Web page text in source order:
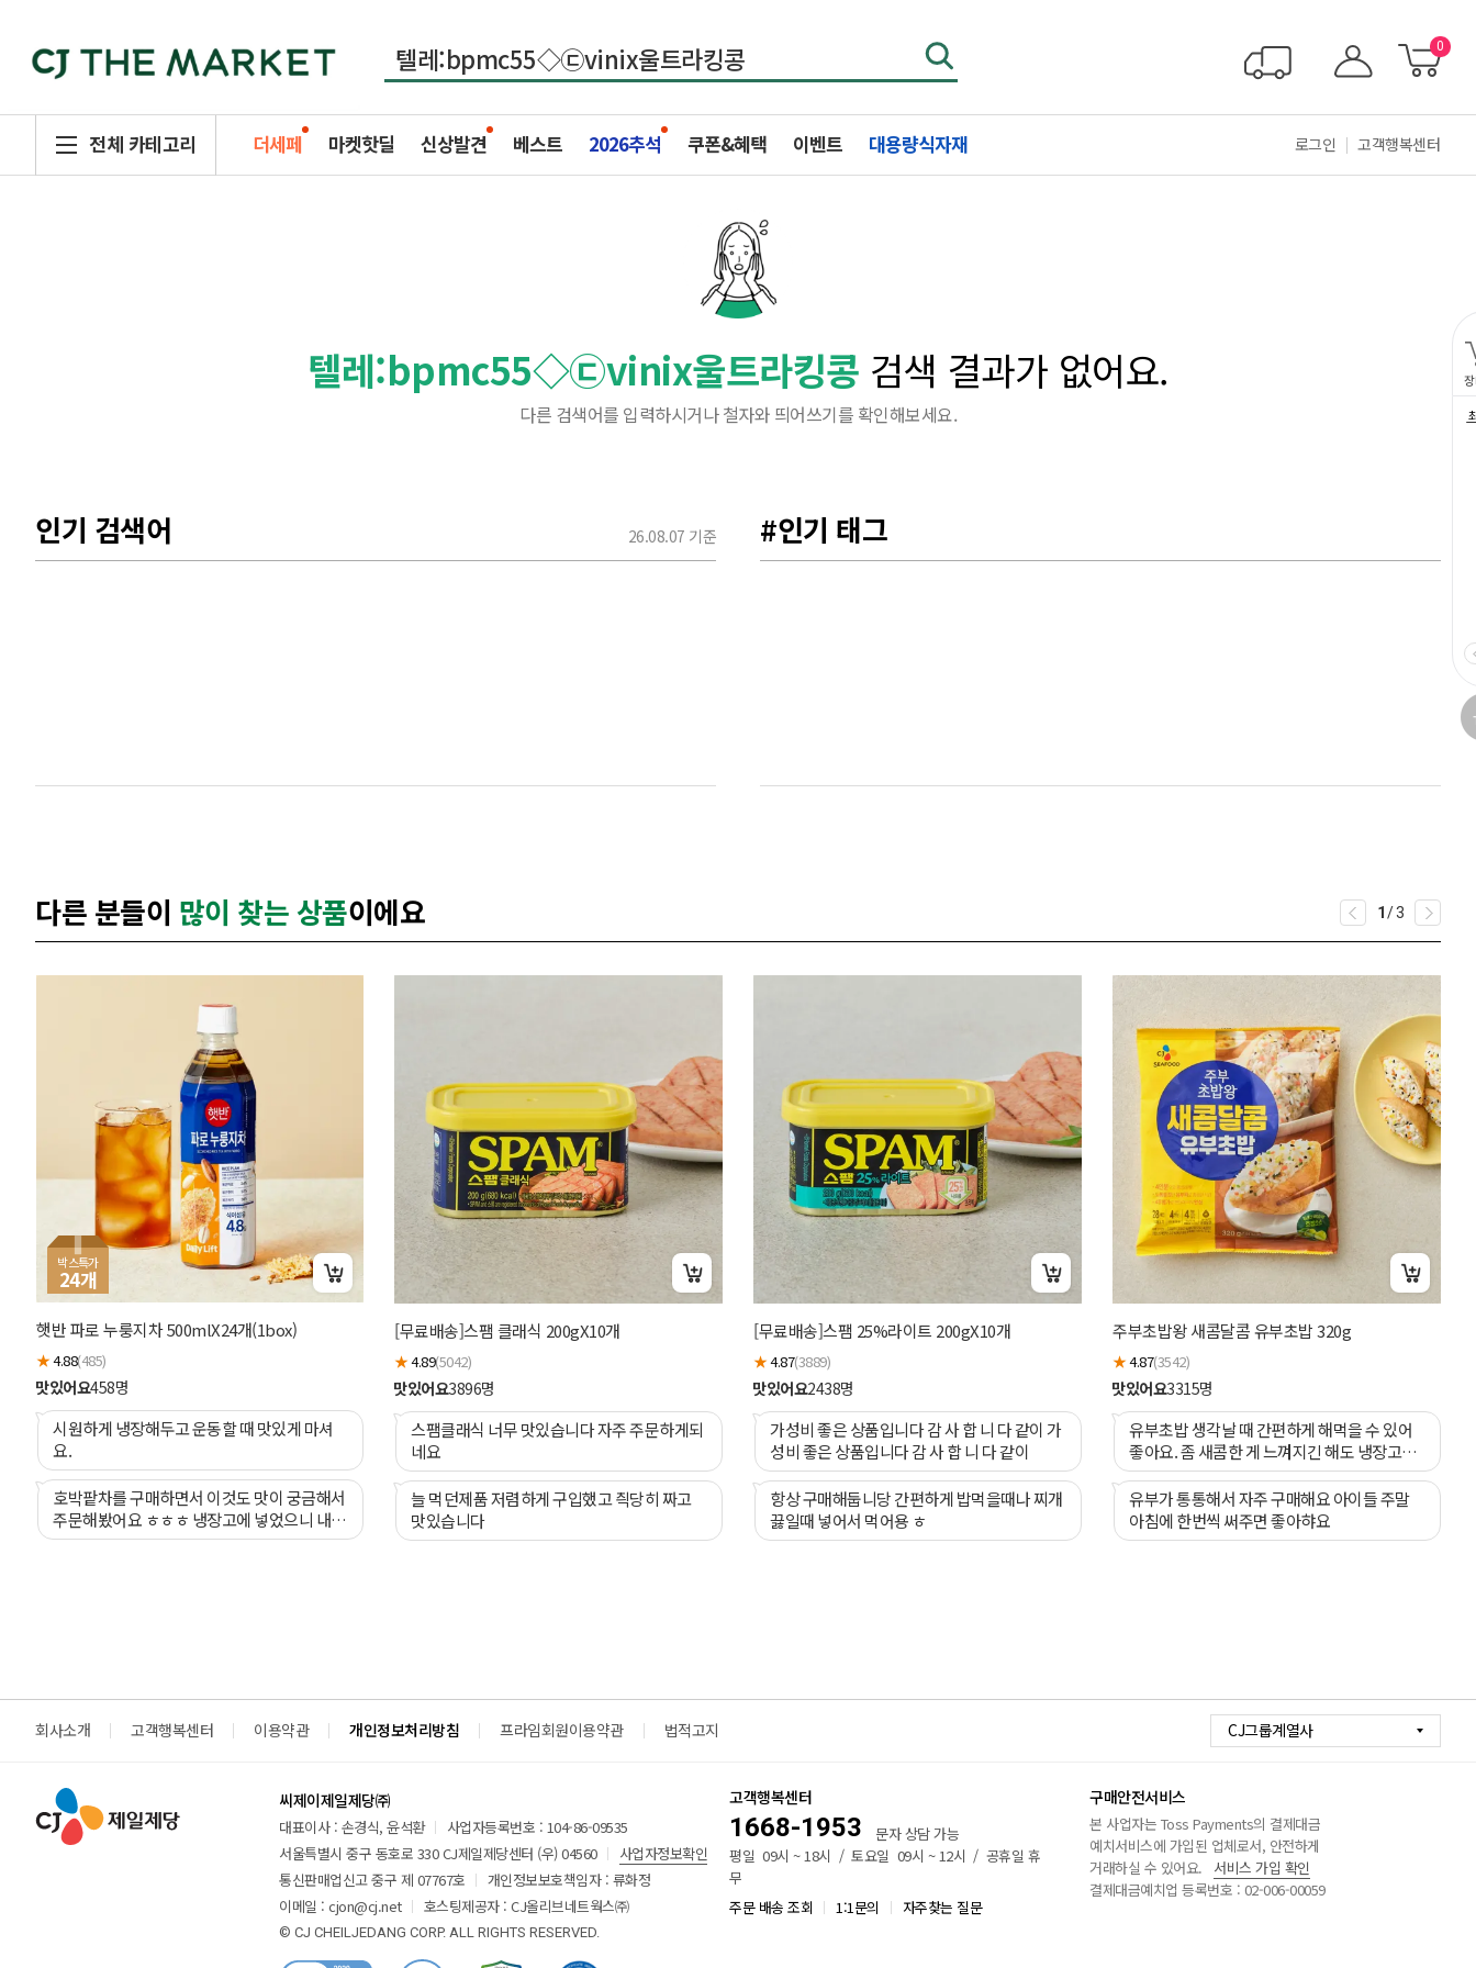
0
전체 카테고리 더세페 마켓핫딜 신상발견 베스트 2026추석 쿠폰&혜택 이벤트 대용량식자재 로그인 고객행복센터
텔레:bpmc55◇㉢vinix울트라킹콩 검색 결과가 없어요.
다른 검색어를 입력하시거나 철자와 띄어쓰기를 확인해보세요.
인기 검색어 26.08.07 기준 #인기 태그
다른 분들이 많이 찾는 상품이에요
박스특가
24개
햇반 파로 누룽지차 500mlX24개(1box)
★4.88(485)
맛있어요458명
시원하게 냉장해두고 운동할 때 맛있게 마셔
요.
호박팥차를 구매하면서 이것도 맛이 궁금해서
주문해봤어요 ㅎㅎㅎ 냉장고에 넣었으니 내일
맛보도록 할게요~
[무료배송]스팸 클래식 200gX10개
★4.89(5042)
맛있어요3896명
스팸클래식 너무 맛있습니다 자주 주문하게되
네요
늘 먹던제품 저렴하게 구입했고 즥당히 짜고
맛있습니다
[무료배송]스팸 25%라이트 200gX10개
★4.87(3889)
맛있어요2438명
가성비 좋은 상품입니다 감 사 합 니 다 같이 가
성비 좋은 상품입니다 감 사 합 니 다 같이
항상 구매해둡니당 간편하게 밥먹을때나 찌개
끓일때 넣어서 먹어용 ㅎ
주부초밥왕 새콤달콤 유부초밥 320g
★4.87(3542)
맛있어요3315명
유부초밥 생각날 때 간편하게 해먹을 수 있어
좋아요. 좀 새콤한 게 느껴지긴 해도 냉장고에
있는 잔멸치볶음도 집어넣어 만들어 먹으니 더
맛있어요.
유부가 통통해서 자주 구매해요 아이들 주말
아침에 한번씩 써주면 좋아햐요
1 /3
회사소개 고객행복센터 이용약관 개인정보처리방침 프라임회원이용약관 법적고지 CJ그룹계열사
씨제이제일제당㈜
대표이사 : 손경식, 윤석환
사업자등록번호 : 104-86-09535
서울특별시 중구 동호로 330 CJ제일제당센터 (우) 04560
사업자정보확인
통신판매업신고 중구 제 07767호
개인정보보호책임자 : 류화정
이메일 : cjon@cj.net
호스팅제공자 : CJ올리브네트웍스㈜
© CJ CHEILJEDANG CORP. ALL RIGHTS RESERVED.
고객행복센터
1668-1953
문자 상담 가능
평일 09시 ~ 18시 / 토요일 09시 ~ 12시 / 공휴일 휴
무
주문 배송 조회
1:1문의 자주찾는 질문
구매안전서비스
본 사업자는 Toss Payments의 결제대금
예치서비스에 가입된 업체로서, 안전하게
거래하실 수 있어요. 서비스 가입 확인
결제대금예치업 등록번호 : 02-006-00059